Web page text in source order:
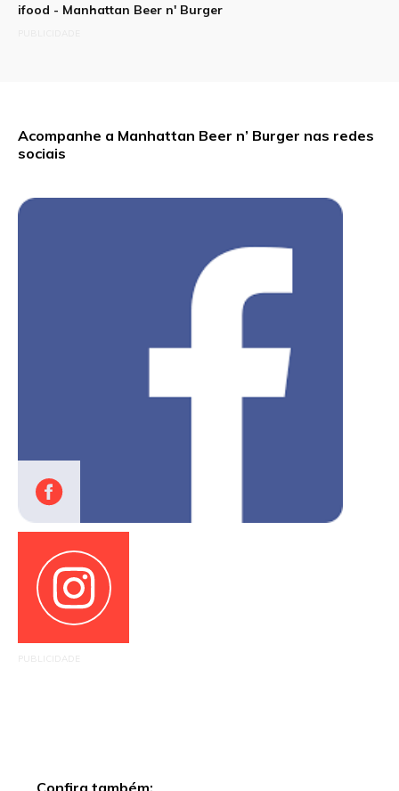
ifood - Manhattan Beer n' Burger
Acompanhe a Manhattan Beer n’ Burger nas redes
sociais
PUBLICIDADE
Confira também: